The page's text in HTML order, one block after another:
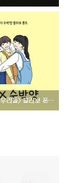
웹툰 <아홉수 우리들> 콜라보 폰트, Rix X 수박양